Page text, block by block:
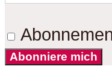
Abonniere mich